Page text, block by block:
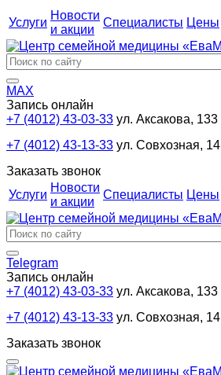
Услуги
Новости
и акции
Специалисты Цены
MAX
Запись онлайн
+7 (4012) 43-03-33 ул. Аксакова, 133
+7 (4012) 43-13-33 ул. Совхозная, 14
Заказать звонок
Услуги
Новости
и акции
Специалисты Цены
Telegram
Запись онлайн
+7 (4012) 43-03-33 ул. Аксакова, 133
+7 (4012) 43-13-33 ул. Совхозная, 14
Заказать звонок